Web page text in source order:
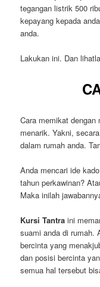
tegangan listrik 500
kepayang kepada
anda.
Lakukan ini. Dan
Cara memikat dengan
menarik. Yakni,
dalam rumah anda.
Anda mencari ide
tahun perkawinan?
Maka inilah
Kursi Tantra ini
suami anda di rumah.
bercinta yang
dan posisi bercinta
semua hal tersebut